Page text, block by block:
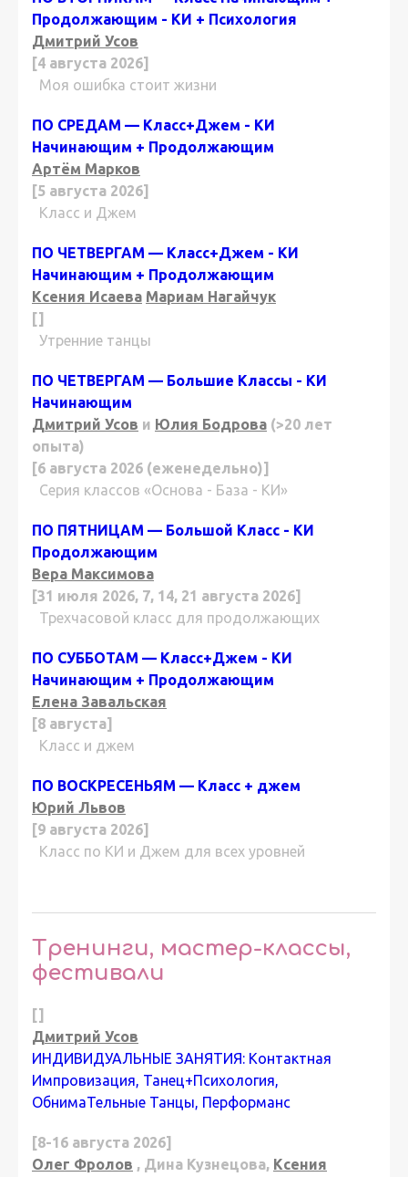
Продолжающим - КИ + Психология
Дмитрий Усов
[4 августа 2026]
Моя ошибка стоит жизни
ПО СРЕДАМ — Класс+Джем - КИ
Начинающим + Продолжающим
Артём Марков
[5 августа 2026]
Класс и Джем
ПО ЧЕТВЕРГАМ — Класс+Джем - КИ
Начинающим + Продолжающим
Ксения Исаева Мариам Нагайчук
[]
Утренние танцы
ПО ЧЕТВЕРГАМ — Большие Классы - КИ
Начинающим
Дмитрий Усов и Юлия Бодрова (>20 лет
опыта)
[6 августа 2026 (еженедельно)]
Серия классов «Основа - База - КИ»
ПО ПЯТНИЦАМ — Большой Класс - КИ
Продолжающим
Вера Максимова
[31 июля 2026, 7, 14, 21 августа 2026]
Трехчасовой класс для продолжающих
ПО СУББОТАМ — Класс+Джем - КИ
Начинающим + Продолжающим
Елена Завальская
[8 августа]
Класс и джем
ПО ВОСКРЕСЕНЬЯМ — Класс + джем
Юрий Львов
[9 августа 2026]
Класс по КИ и Джем для всех уровней
Тренинги, мастер-классы,
фестивали
[]
Дмитрий Усов
ИНДИВИДУАЛЬНЫЕ ЗАНЯТИЯ: Контактная
Импровизация, Танец+Психология,
ОбнимаТельные Танцы, Перформанс
[8-16 августа 2026]
Олег Фролов , Дина Кузнецова, Ксения